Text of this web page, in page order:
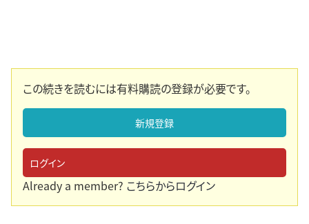
この続きを読むには有料購読の登録が必要です。
新規登録
ログイン
Already a member? こちらからログイン